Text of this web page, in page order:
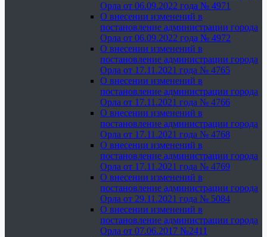
Орла от 06.09.2022 года № 4971
О внесении изменений в
постановление администрации города
Орла от 06.09.2022 года № 4972
О внесении изменений в
постановление администрации города
Орла от 17.11.2021 года № 4765
О внесении изменений в
постановление администрации города
Орла от 17.11.2021 года № 4766
О внесении изменений в
постановление администрации города
Орла от 17.11.2021 года № 4768
О внесении изменений в
постановление администрации города
Орла от 17.11.2021 года № 4769
О внесении изменений в
постановление администрации города
Орла от 29.11.2021 года № 5084
О внесении изменений в
постановление администрации города
Орла от 07.06.2017 №2411